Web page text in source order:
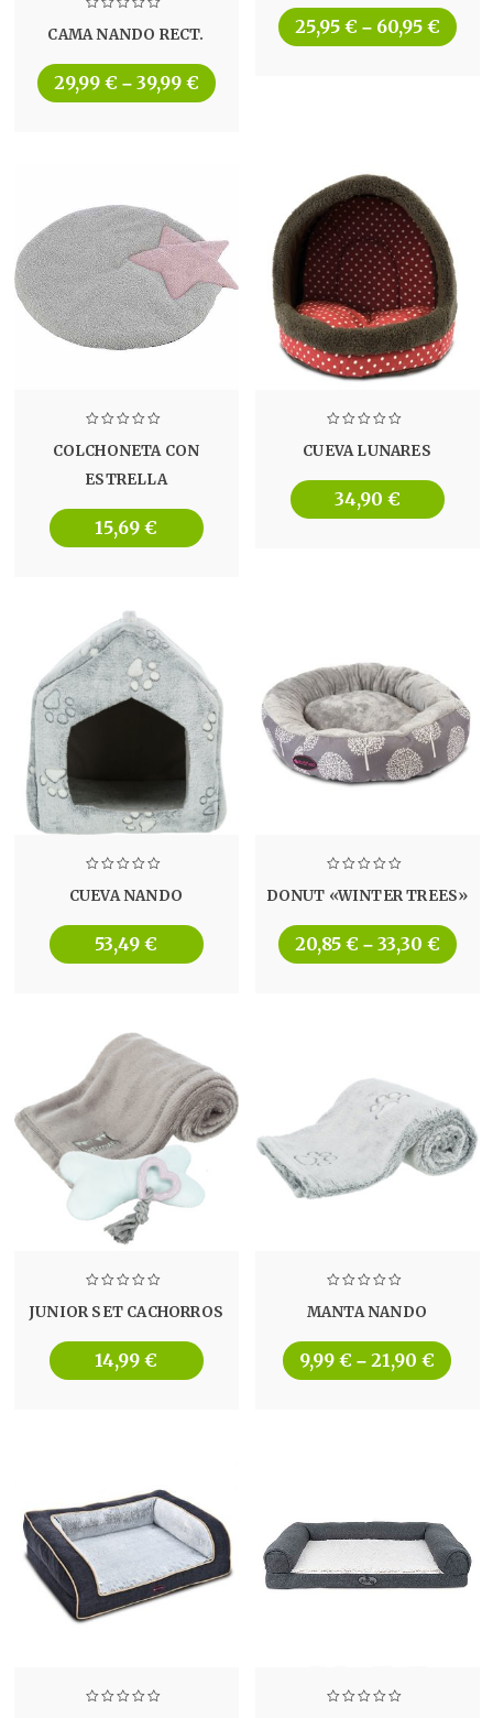
CAMA NANDO RECT.
29,99 € – 39,99 €
25,95 € – 60,95 €
COLCHONETA CON
ESTRELLA
15,69 €
CUEVA LUNARES
34,90 €
CUEVA NANDO
53,49 €
DONUT «WINTER TREES»
20,85 € – 33,30 €
JUNIOR SET CACHORROS
14,99 €
MANTA NANDO
9,99 € – 21,90 €